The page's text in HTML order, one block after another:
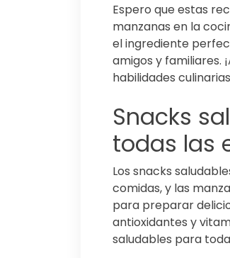
Espero que estas
manzanas en la
el ingrediente
amigos y familiares.
habilidades
Snacks
todas las
Los snacks
comidas, y las
para preparar
antioxidantes y
saludables para